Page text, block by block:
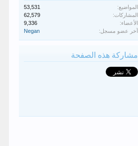
المواضيع:
53,531
المشاركات:
62,579
الأعضاء:
9,336
آخر عضو مسجل:
Negan
مشاركة هذه الصفحة